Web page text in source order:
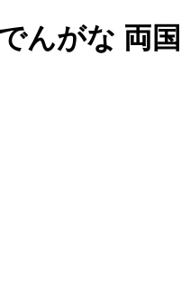
んがな 両国